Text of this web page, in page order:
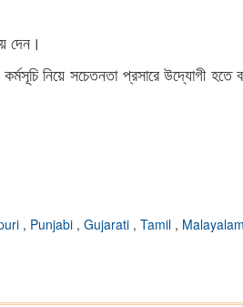
দেন।
নিয়ে সচেতনতা প্রসারে উদ্যোগী হতে
, Punjabi , Gujarati , Tamil , Malayalam